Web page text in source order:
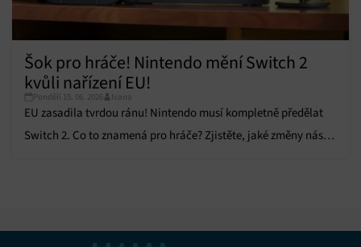
Šok pro hráče! Nintendo mění Switch 2
kvůli nařízení EU!
Pondělí 15. 06. 2026 Ivana
EU zasadila tvrdou ránu! Nintendo musí kompletně předělat
Switch 2. Co to znamená pro hráče? Zjistěte, jaké změny nás